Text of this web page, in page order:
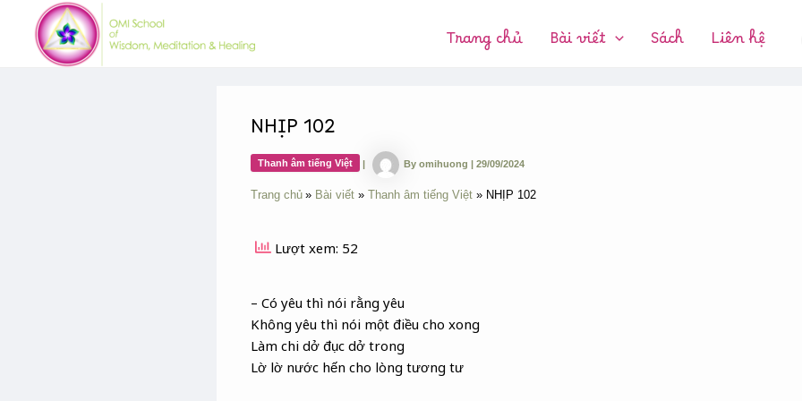
content
Trang chủ Bài viết Sách Liên hệ
NHỊP 102
Thanh âm tiếng Việt | By omihuong | 29/09/2024
Trang chủ Bài viết Thanh âm tiếng Việt NHỊP 102
Lượt xem: 52
– Có yêu thì nói rằng yêu
Không yêu thì nói một điều cho xong
Làm chi dở đục dở trong
Lờ lờ nước hến cho lòng tương tư